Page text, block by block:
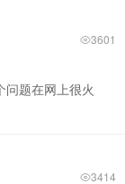
3601
问题在网上很火
3414